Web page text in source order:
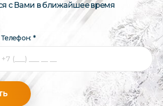
с Вами в ближайшее время
Телефон: *